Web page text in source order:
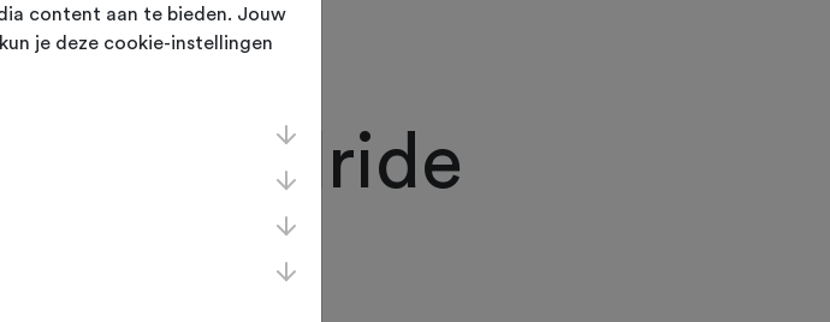
Gravelride
content aan te bieden. Jouw
je deze cookie-instellingen